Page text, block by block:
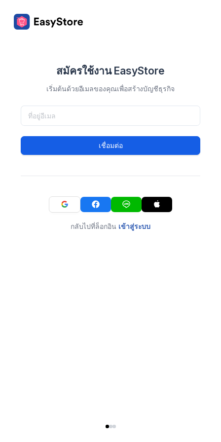
สมัครใช้งาน EasyStore
เริ่มต้นด้วยอีเมลของคุณเพื่อสร้างบัญชีธุรกิจ
เชื่อมต่อ
กลับไปที่ล็อกอิน เข้าสู่ระบบ